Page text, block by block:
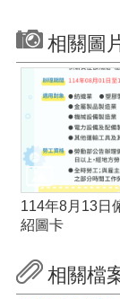
相關圖
114年8月13日
紹圖卡
相關檔